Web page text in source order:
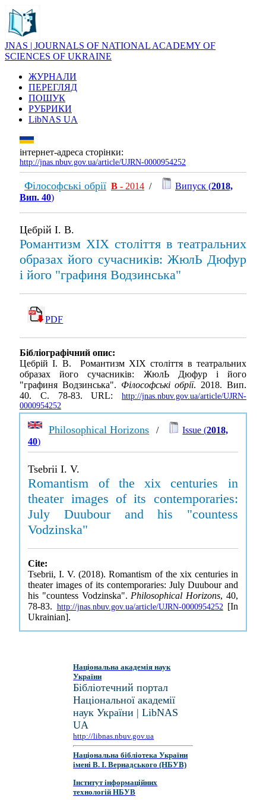
JNAS | JOURNALS OF NATIONAL ACADEMY OF
SCIENCES OF UKRAINE
ЖУРНАЛИ
ПЕРЕГЛЯД
ПОШУК
РУБРИКИ
LibNAS UA
інтернет-адреса сторінки:
http://jnas.nbuv.gov.ua/article/UJRN-0000954252
Філософські обрії В - 2014 / Випуск (2018,
Вип. 40)
Цебрій І. В.
Романтизм ХІХ століття в театральних
образах його сучасників: ЖюлЬ Дюфур
і його "графиня Водзинська"
PDF
Бібліографічний опис:
Цебрій І. В. Романтизм ХІХ століття в театральних
образах його сучасників: ЖюлЬ Дюфур і його
"графиня Водзинська". Філософські обрії. 2018. Вип.
40. С. 78-83. URL: http://jnas.nbuv.gov.ua/article/UJRN-
0000954252
Philosophical Horizons / Issue (2018,
40)
Tsebrii I. V.
Romantism of the xix centuries in
theater images of its contemporaries:
July Duubour and his "countess
Vodzinska"
Cite:
Tsebrii, I. V. (2018). Romantism of the xix centuries in
theater images of its contemporaries: July Duubour and
his "countess Vodzinska". Philosophical Horizons, 40,
78-83. http://jnas.nbuv.gov.ua/article/UJRN-0000954252 [In
Ukrainian].
Національна академія наук
України
Бібліотечний портал
Національної академії
наук України | LibNAS
UA
http://libnas.nbuv.gov.ua
Національна бібліотека України
імені В. І. Вернадського (НБУВ)
Інститут інформаційних
технологій НБУВ